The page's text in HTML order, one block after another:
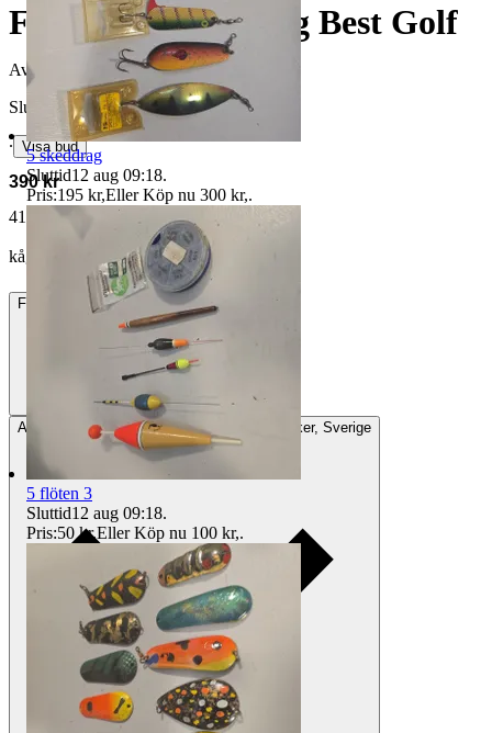
Fin lättvikts bärbag Best Golf
Avslutad
26 jun 17:23
Slutpris
∙ Visa bud
390 kr
412 kr med köparskydd.
kågw vann auktionen
Frakt Från 49 kr
AvhämtningHembygdsvägen 3 64392 Vingåker, Sverige
5 skeddrag
Sluttid12 aug 09:18.
Pris:195 kr,Eller Köp nu 300 kr,.
5 flöten 3
Sluttid12 aug 09:18.
Pris:50 kr,Eller Köp nu 100 kr,.